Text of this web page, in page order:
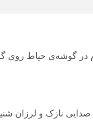
گوشه‌ی حیاط روی
نازک و لرزان